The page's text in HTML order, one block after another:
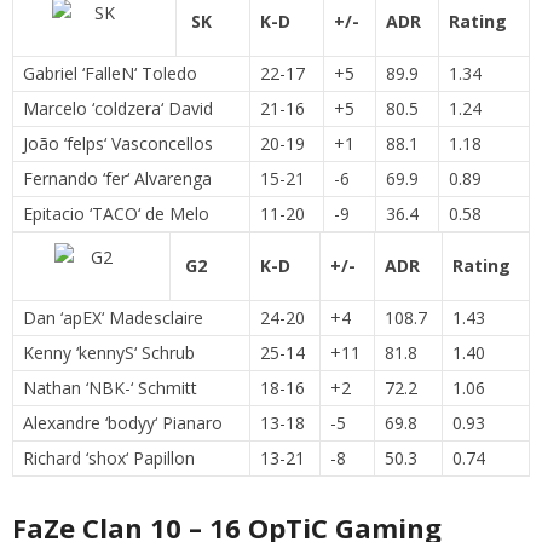
SK K-D +/- ADR Rating
Gabriel ‘FalleN‘ Toledo 22-17 +5 89.9
1.34
Marcelo ‘coldzera‘ David 21-16 +5 80.5
1.24
João ‘felps‘ Vasconcellos 20-19 +1 88.1
1.18
Fernando ‘fer‘ Alvarenga 15-21 -6 69.9
0.89
Epitacio ‘TACO‘ de Melo 11-20 -9 36.4 0.58
G2 K-D +/- ADR Rating
Dan ‘apEX‘ Madesclaire 24-20 +4 108.7
1.43
Kenny ‘kennyS‘ Schrub 25-14 +11 81.8
1.40
Nathan ‘NBK-‘ Schmitt 18-16 +2 72.2
1.06
Alexandre ‘bodyy‘ Pianaro 13-18 -5 69.8
0.93
Richard ‘shox‘ Papillon 13-21 -8 50.3 0.74
FaZe Clan 10 – 16 OpTiC Gaming